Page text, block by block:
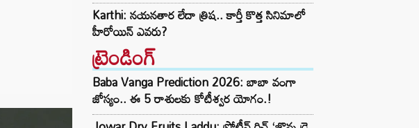
Karthi: నయనతార లేదా త్రిష.. కార్తీ కొత్త సినిమాలో
హీరోయిన్ ఎవరు?
ట్రెండింగ్‌
Baba Vanga Prediction 2026: బాబా వంగా
జోస్యం.. ఈ 5 రాశులకు కోటీశ్వర యోగం.!